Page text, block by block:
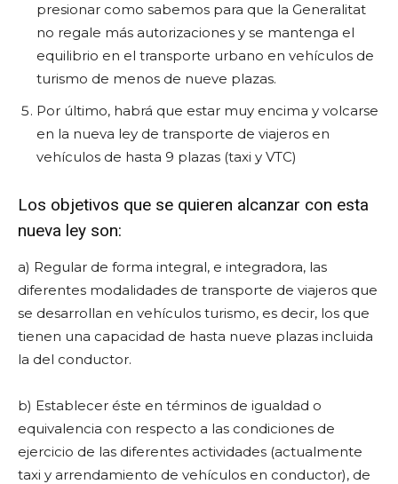
presionar como sabemos para que la Generalitat
no regale más autorizaciones y se mantenga el
equilibrio en el transporte urbano en vehículos de
turismo de menos de nueve plazas.
Por último, habrá que estar muy encima y volcarse
en la nueva ley de transporte de viajeros en
vehículos de hasta 9 plazas (taxi y VTC)
Los objetivos que se quieren alcanzar con esta
nueva ley son:
a) Regular de forma integral, e integradora, las
diferentes modalidades de transporte de viajeros que
se desarrollan en vehículos turismo, es decir, los que
tienen una capacidad de hasta nueve plazas incluida
la del conductor.
b) Establecer éste en términos de igualdad o
equivalencia con respecto a las condiciones de
ejercicio de las diferentes actividades (actualmente
taxi y arrendamiento de vehículos en conductor), de